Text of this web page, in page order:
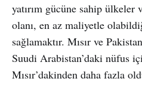
yatırım gücüne sahip
olanı, en az maliyetle
sağlamaktır. Mısır ve
Suudi Arabistan’daki nüfus
Mısır’dakinden daha fazla